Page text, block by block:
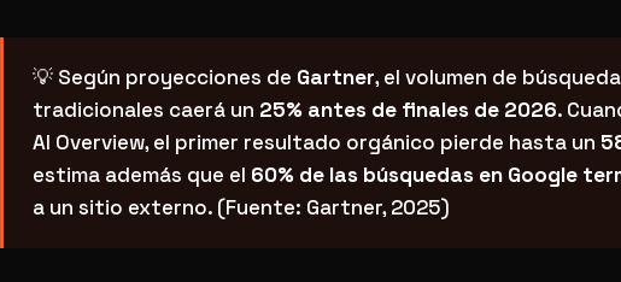
💡 Según proyecciones de Gartner, el volumen de
tradicionales caerá un 25% antes de finales de 2026.
AI Overview, el primer resultado orgánico pierde hasta un
estima además que el 60% de las búsquedas en Google
a un sitio externo. (Fuente: Gartner, 2025)